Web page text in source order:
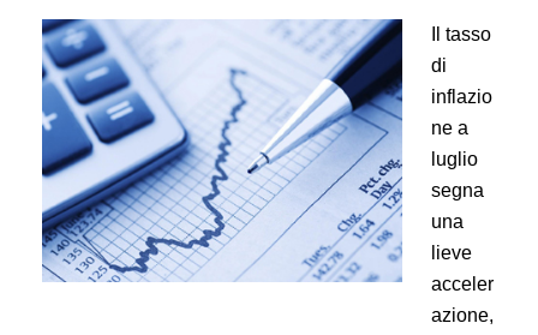
Il tasso
di
inflazio
ne a
luglio
segna
una
lieve
acceler
azione,